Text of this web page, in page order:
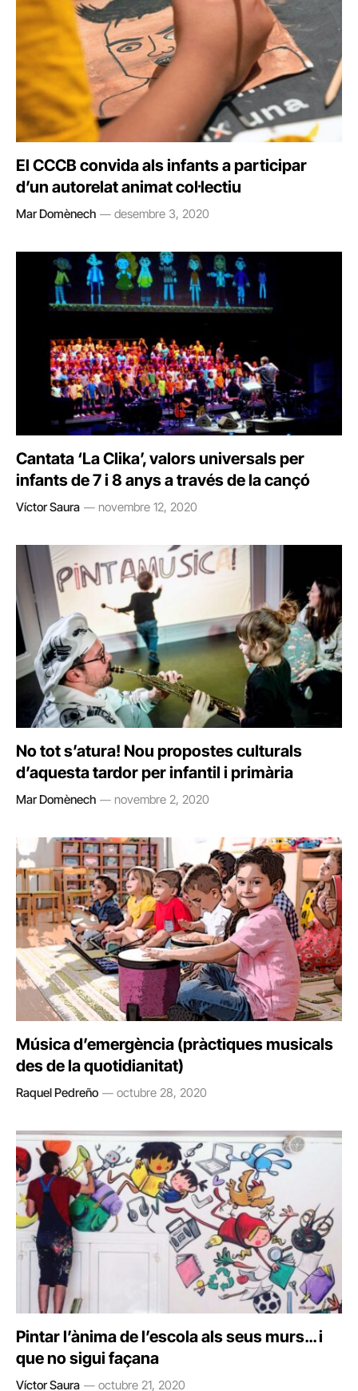
El CCCB convida als infants a participar
d’un autorelat animat col·lectiu
Mar Domènech desembre 3, 2020
Cantata ‘La Clika’, valors universals per
infants de 7 i 8 anys a través de la cançó
Víctor Saura novembre 12, 2020
No tot s’atura! Nou propostes culturals
d’aquesta tardor per infantil i primària
Mar Domènech novembre 2, 2020
Música d’emergència (pràctiques musicals
des de la quotidianitat)
Raquel Pedreño octubre 28, 2020
Pintar l’ànima de l’escola als seus murs… i
que no sigui façana
Víctor Saura octubre 21, 2020